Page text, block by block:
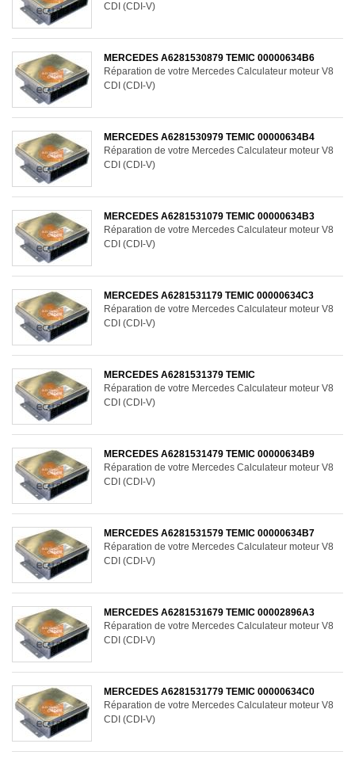
CDI (CDI-V)
MERCEDES A6281530879 TEMIC 00000634B6
Réparation de votre Mercedes Calculateur moteur V8
CDI (CDI-V)
MERCEDES A6281530979 TEMIC 00000634B4
Réparation de votre Mercedes Calculateur moteur V8
CDI (CDI-V)
MERCEDES A6281531079 TEMIC 00000634B3
Réparation de votre Mercedes Calculateur moteur V8
CDI (CDI-V)
MERCEDES A6281531179 TEMIC 00000634C3
Réparation de votre Mercedes Calculateur moteur V8
CDI (CDI-V)
MERCEDES A6281531379 TEMIC
Réparation de votre Mercedes Calculateur moteur V8
CDI (CDI-V)
MERCEDES A6281531479 TEMIC 00000634B9
Réparation de votre Mercedes Calculateur moteur V8
CDI (CDI-V)
MERCEDES A6281531579 TEMIC 00000634B7
Réparation de votre Mercedes Calculateur moteur V8
CDI (CDI-V)
MERCEDES A6281531679 TEMIC 00002896A3
Réparation de votre Mercedes Calculateur moteur V8
CDI (CDI-V)
MERCEDES A6281531779 TEMIC 00000634C0
Réparation de votre Mercedes Calculateur moteur V8
CDI (CDI-V)